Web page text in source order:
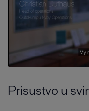
Prisustvo u